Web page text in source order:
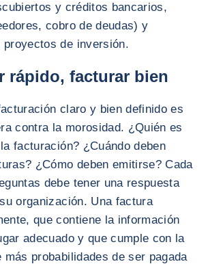
y créditos bancarios,
cobro de deudas) y
proyectos de inversión.
rápido, facturar bien
claro y bien definido es
contra la morosidad. ¿Quién es
facturación? ¿Cuándo deben
¿Cómo deben emitirse? Cada
debe tener una respuesta
organización. Una factura
que contiene la información
adecuado y que cumple con la
más probabilidades de ser pagada